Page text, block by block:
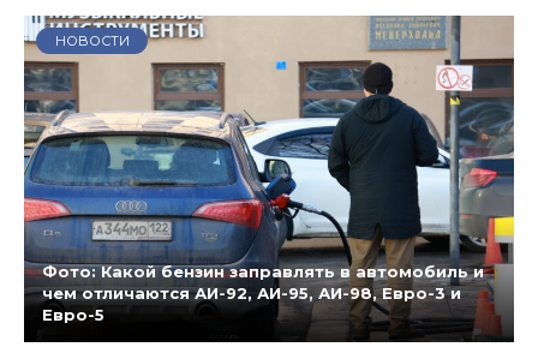
НОВОСТИ
Фото: Какой бензин заправлять в автомобиль и
чем отличаются АИ-92, АИ-95, АИ-98, Евро-3 и
Евро-5